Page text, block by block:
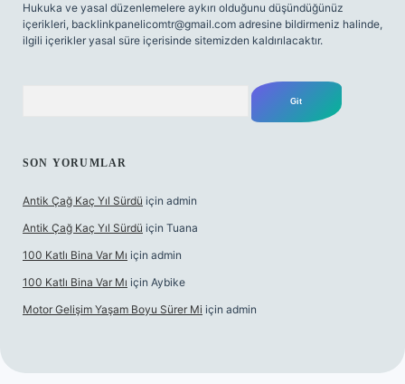
Hukuka ve yasal düzenlemelere aykırı olduğunu düşündüğünüz
içerikleri, backlinkpanelicomtr@gmail.com adresine bildirmeniz halinde,
ilgili içerikler yasal süre içerisinde sitemizden kaldırılacaktır.
SON YORUMLAR
Antik Çağ Kaç Yıl Sürdü için admin
Antik Çağ Kaç Yıl Sürdü için Tuana
100 Katlı Bina Var Mı için admin
100 Katlı Bina Var Mı için Aybike
Motor Gelişim Yaşam Boyu Sürer Mi için admin